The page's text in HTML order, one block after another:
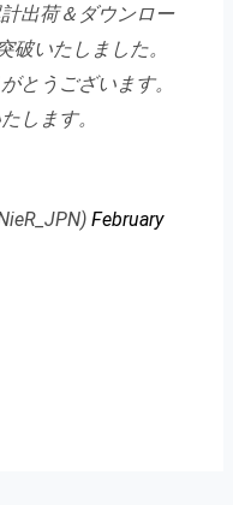
出荷＆ダウンロー
破いたしました。
とうございます。
します。
February